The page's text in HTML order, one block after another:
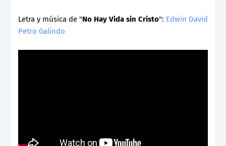
Letra y música de "No Hay Vida sin Cristo": Edwin David
Petro Galindo